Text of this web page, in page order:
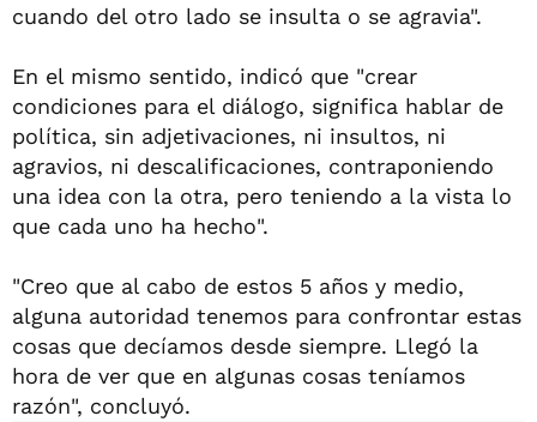
cuando del otro lado se insulta o se agravia".
En el mismo sentido, indicó que "crear
condiciones para el diálogo, significa hablar de
política, sin adjetivaciones, ni insultos, ni
agravios, ni descalificaciones, contraponiendo
una idea con la otra, pero teniendo a la vista lo
que cada uno ha hecho".
"Creo que al cabo de estos 5 años y medio,
alguna autoridad tenemos para confrontar estas
cosas que decíamos desde siempre. Llegó la
hora de ver que en algunas cosas teníamos
razón", concluyó.